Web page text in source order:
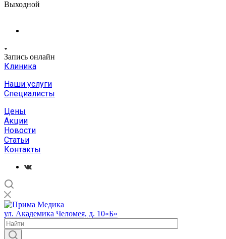
Выходной
Запись онлайн
Клиника
Наши услуги
Специалисты
Цены
Акции
Новости
Статьи
Контакты
ул. Академика Челомея, д. 10«Б»